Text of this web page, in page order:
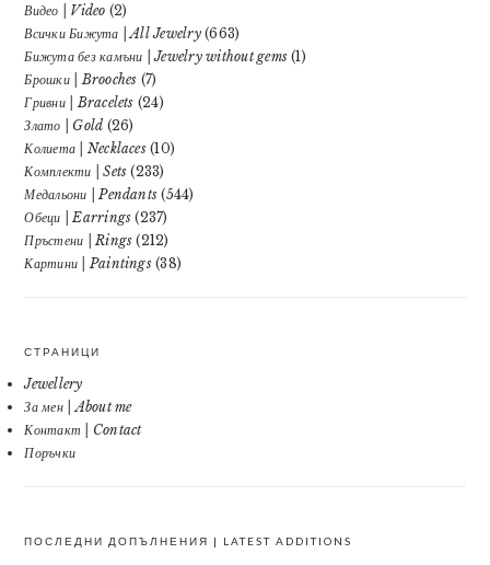
Видео | Video (2)
Всички Бижута | All Jewelry(663)
Бижута без камъни | Jewelry without gems (1)
Брошки | Brooches (7)
Гривни | Bracelets (24)
Злато | Gold (26)
Колиета | Necklaces(10)
Комплекти | Sets (233)
Медальони | Pendants (544)
Обеци | Earrings (237)
Пръстени | Rings (212)
Картини | Paintings(38)
СТРАНИЦИ
Jewellery
За мен | About me
Контакт | Contact
Поръчки
ПОСЛЕДНИ ДОПЪЛНЕНИЯ | LATEST ADDITIONS